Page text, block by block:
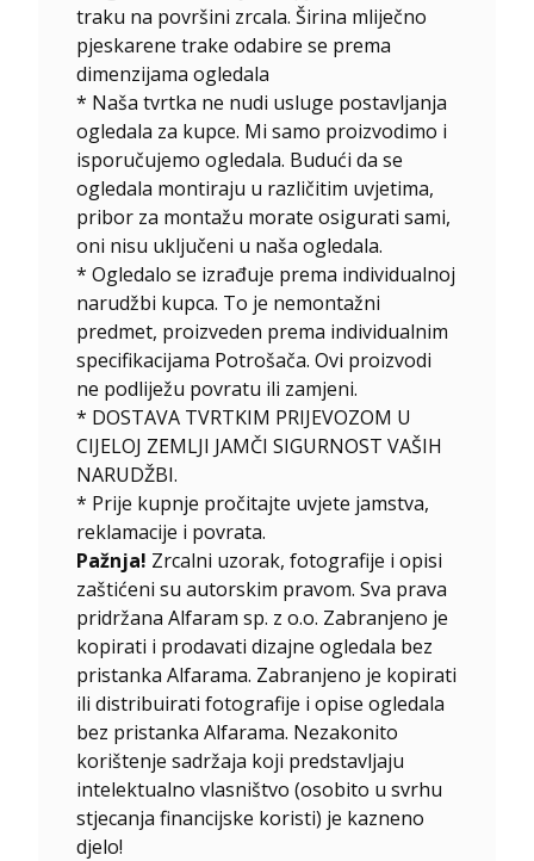
traku na površini zrcala. Širina mliječno
pjeskarene trake odabire se prema
dimenzijama ogledala
* Naša tvrtka ne nudi usluge postavljanja
ogledala za kupce. Mi samo proizvodimo i
isporučujemo ogledala. Budući da se
ogledala montiraju u različitim uvjetima,
pribor za montažu morate osigurati sami,
oni nisu uključeni u naša ogledala.
* Ogledalo se izrađuje prema individualnoj
narudžbi kupca. To je nemontažni
predmet, proizveden prema individualnim
specifikacijama Potrošača. Ovi proizvodi
ne podliježu povratu ili zamjeni.
* DOSTAVA TVRTKIM PRIJEVOZOM U
CIJELOJ ZEMLJI JAMČI SIGURNOST VAŠIH
NARUDŽBI.
* Prije kupnje pročitajte uvjete jamstva,
reklamacije i povrata.
Pažnja! Zrcalni uzorak, fotografije i opisi
zaštićeni su autorskim pravom. Sva prava
pridržana Alfaram sp. z o.o. Zabranjeno je
kopirati i prodavati dizajne ogledala bez
pristanka Alfarama. Zabranjeno je kopirati
ili distribuirati fotografije i opise ogledala
bez pristanka Alfarama. Nezakonito
korištenje sadržaja koji predstavljaju
intelektualno vlasništvo (osobito u svrhu
stjecanja financijske koristi) je kazneno
djelo!